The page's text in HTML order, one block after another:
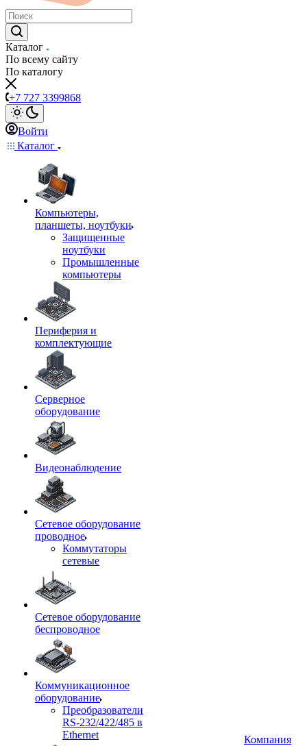
Каталог
По всему сайту
По каталогу
+7 727 3399868
Войти
Каталог
Компьютеры,
планшеты, ноутбуки
Защищенные
ноутбуки
Промышленные
компьютеры
Периферия и
комплектующие
Серверное
оборудование
Видеонаблюдение
Сетевое оборудование
проводное
Коммутаторы
сетевые
Сетевое оборудование
беспроводное
Коммуникационное
оборудование
Преобразователи
RS-232/422/485 в
Ethernet
Компания